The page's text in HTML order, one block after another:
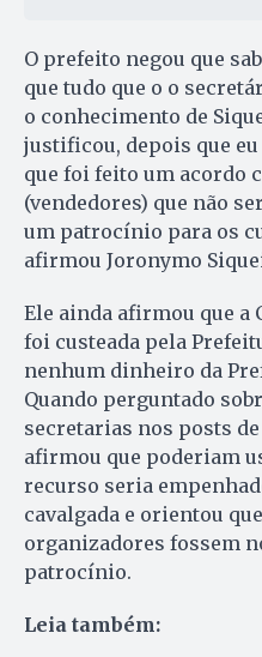
O prefeito negou que
que tudo que o o
o conhecimento de
justificou, depois que
que foi feito um acordo
(vendedores) que não
um patrocínio para os
afirmou Joronymo
Ele ainda afirmou que a
foi custeada pela
nenhum dinheiro da
Quando perguntado
secretarias nos posts
afirmou que poderiam
recurso seria
cavalgada e orientou
organizadores fossem
patrocínio.
Leia também: